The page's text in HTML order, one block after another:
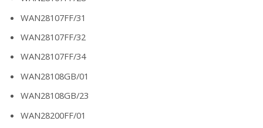
WAN28107FF/31
WAN28107FF/32
WAN28107FF/34
WAN28108GB/01
WAN28108GB/23
WAN28200FF/01